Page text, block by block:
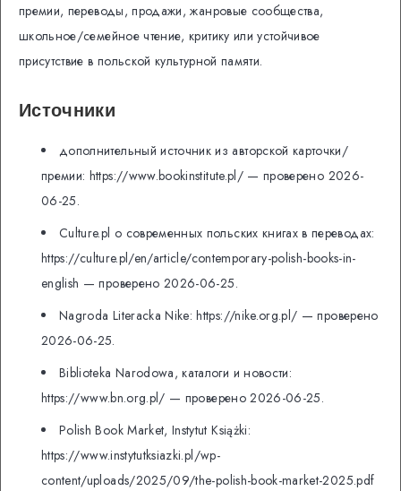
премии, переводы, продажи, жанровые сообщества,
школьное/семейное чтение, критику или устойчивое
присутствие в польской культурной памяти.
Источники
дополнительный источник из авторской карточки/
премии: https://www.bookinstitute.pl/ — проверено 2026-
06-25.
Culture.pl о современных польских книгах в переводах:
https://culture.pl/en/article/contemporary-polish-books-in-
english — проверено 2026-06-25.
Nagroda Literacka Nike: https://nike.org.pl/ — проверено
2026-06-25.
Biblioteka Narodowa, каталоги и новости:
https://www.bn.org.pl/ — проверено 2026-06-25.
Polish Book Market, Instytut Książki:
https://www.instytutksiazki.pl/wp-
content/uploads/2025/09/the-polish-book-market-2025.pdf